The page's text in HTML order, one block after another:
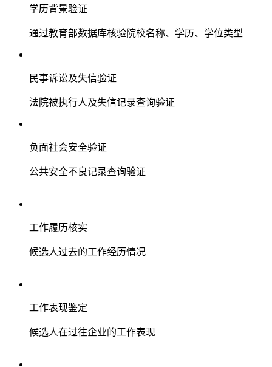
学历背景验证
通过教育部数据库核验院校名称、学历、学位类型
民事诉讼及失信验证
法院被执行人及失信记录查询验证
负面社会安全验证
公共安全不良记录查询验证
工作履历核实
候选人过去的工作经历情况
工作表现鉴定
候选人在过往企业的工作表现